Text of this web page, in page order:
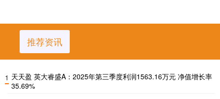
推荐资讯
1 天天盈 英大睿盛A：2025年第三季度利润1563.16万元 净值增长率
35.69%